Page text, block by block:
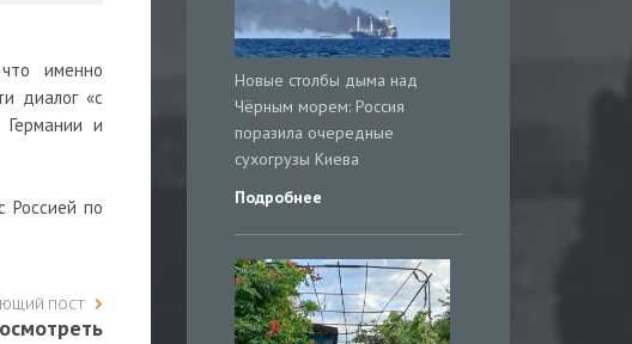
именно
диалог «с
и
Россией по
ПОСТ
Новые столбы дыма над
Чёрным морем: Россия
поразила очередные
сухогрузы Киева
Подробнее